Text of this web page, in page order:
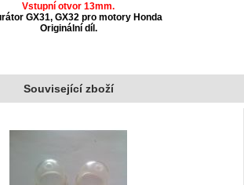
Vstupní otvor 13mm.
GX31, GX32 pro motory Honda
Originální díl.
Související zboží